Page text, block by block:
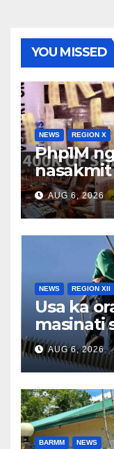
YOU MISSED
NEWS REGION X
Php1M
nasakmit
sa
HVI sa
AUG 6, 2026
NEWS REGION XII
Usa ka
masinati
area sa
karong
AUG 6, 2026
BARMM NEWS